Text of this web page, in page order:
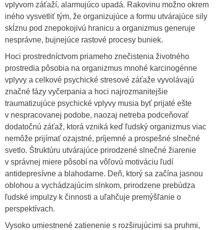
vplyvom záťaží, alarmujúco upadá. Rakovinu možno okrem
iného vysvetliť tým, že organizujúce a formu utvárajúce sily
skĺznu pod znepokojivú hranicu a organizmus generuje
nesprávne, bujnejúce rastové procesy buniek.
Hoci prostredníctvom priameho znečistenia životného
prostredia pôsobia na organizmus mnohé karcinogénne
vplyvy a celkové psychické stresové záťaže vyvolávajú
značné fázy vyčerpania a hoci najrozmanitejšie
traumatizujúce psychické vplyvy musia byť prijaté ešte
v nespracovanej podobe, naozaj netreba podceňovať
dodatočnú záťaž, ktorá vzniká keď ľudský organizmus viac
nemôže prijímať ozajstné, príjemné a prospešné slnečné
svetlo. Štruktúru utvárajúce prirodzené slnečné žiarenie
v správnej miere pôsobí na vôľovú motiváciu ľudí
antidepresívne a blahodarne. Deň, ktorý sa začína jasnou
oblohou a vychádzajúcim slnkom, prirodzene prebúdza
ľudské impulzy k činnosti a uľahčuje premýšľanie o
perspektívach.
Vysoko umiestnené zatienenie s rozširujúcimi sa pruhmi,